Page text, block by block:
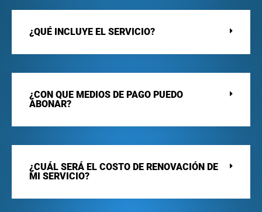
¿QUÉ INCLUYE EL SERVICIO?
¿CON QUE MEDIOS DE PAGO PUEDO
ABONAR?
¿CUÁL SERÁ EL COSTO DE RENOVACIÓN DE
MI SERVICIO?